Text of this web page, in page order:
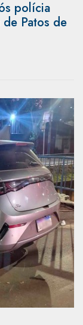
polícia
Patos de